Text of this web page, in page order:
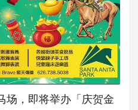
场，即将举办「庆贺金